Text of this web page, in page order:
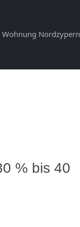
Wohnung Nordzypern
% bis 40